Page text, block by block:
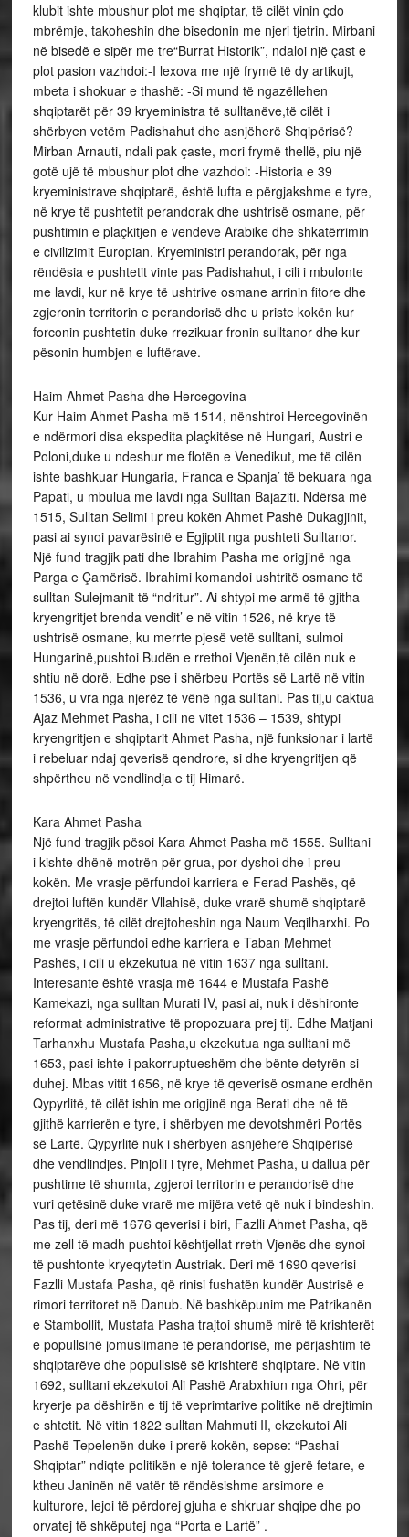
klubit ishte mbushur plot me shqiptar, të cilët vinin çdo
mbrëmje, takoheshin dhe bisedonin me njeri tjetrin. Mirbani
në bisedë e sipër me tre“Burrat Historik”, ndaloi një çast e
plot pasion vazhdoi:-I lexova me një frymë të dy artikujt,
mbeta i shokuar e thashë: -Si mund të ngazëllehen
shqiptarët për 39 kryeministra të sulltanëve,të cilët i
shërbyen vetëm Padishahut dhe asnjëherë Shqipërisë?
Mirban Arnauti, ndali pak çaste, mori frymë thellë, piu një
gotë ujë të mbushur plot dhe vazhdoi: -Historia e 39
kryeministrave shqiptarë, është lufta e përgjakshme e tyre,
në krye të pushtetit perandorak dhe ushtrisë osmane, për
pushtimin e plaçkitjen e vendeve Arabike dhe shkatërrimin
e civilizimit Europian. Kryeministri perandorak, për nga
rëndësia e pushtetit vinte pas Padishahut, i cili i mbulonte
me lavdi, kur në krye të ushtrive osmane arrinin fitore dhe
zgjeronin territorin e perandorisë dhe u priste kokën kur
forconin pushtetin duke rrezikuar fronin sulltanor dhe kur
pësonin humbjen e luftërave.
Haim Ahmet Pasha dhe Hercegovina
Kur Haim Ahmet Pasha më 1514, nënshtroi Hercegovinën
e ndërmori disa ekspedita plaçkitëse në Hungari, Austri e
Poloni,duke u ndeshur me flotën e Venedikut, me të cilën
ishte bashkuar Hungaria, Franca e Spanja’ të bekuara nga
Papati, u mbulua me lavdi nga Sulltan Bajaziti. Ndërsa më
1515, Sulltan Selimi i preu kokën Ahmet Pashë Dukagjinit,
pasi ai synoi pavarësinë e Egjiptit nga pushteti Sulltanor.
Një fund tragjik pati dhe Ibrahim Pasha me origjinë nga
Parga e Çamërisë. Ibrahimi komandoi ushtritë osmane të
sulltan Sulejmanit të “ndritur”. Ai shtypi me armë të gjitha
kryengritjet brenda vendit’ e në vitin 1526, në krye të
ushtrisë osmane, ku merrte pjesë vetë sulltani, sulmoi
Hungarinë,pushtoi Budën e rrethoi Vjenën,të cilën nuk e
shtiu në dorë. Edhe pse i shërbeu Portës së Lartë në vitin
1536, u vra nga njerëz të vënë nga sulltani. Pas tij,u caktua
Ajaz Mehmet Pasha, i cili ne vitet 1536 – 1539, shtypi
kryengritjen e shqiptarit Ahmet Pasha, një funksionar i lartë
i rebeluar ndaj qeverisë qendrore, si dhe kryengritjen që
shpërtheu në vendlindja e tij Himarë.
Kara Ahmet Pasha
Një fund tragjik pësoi Kara Ahmet Pasha më 1555. Sulltani
i kishte dhënë motrën për grua, por dyshoi dhe i preu
kokën. Me vrasje përfundoi karriera e Ferad Pashës, që
drejtoi luftën kundër Vllahisë, duke vrarë shumë shqiptarë
kryengritës, të cilët drejtoheshin nga Naum Veqilharxhi. Po
me vrasje përfundoi edhe karriera e Taban Mehmet
Pashës, i cili u ekzekutua në vitin 1637 nga sulltani.
Interesante është vrasja më 1644 e Mustafa Pashë
Kamekazi, nga sulltan Murati IV, pasi ai, nuk i dëshironte
reformat administrative të propozuara prej tij. Edhe Matjani
Tarhanxhu Mustafa Pasha,u ekzekutua nga sulltani më
1653, pasi ishte i pakorruptueshëm dhe bënte detyrën si
duhej. Mbas vitit 1656, në krye të qeverisë osmane erdhën
Qypyrlitë, të cilët ishin me origjinë nga Berati dhe në të
gjithë karrierën e tyre, i shërbyen me devotshmëri Portës
së Lartë. Qypyrlitë nuk i shërbyen asnjëherë Shqipërisë
dhe vendlindjes. Pinjolli i tyre, Mehmet Pasha, u dallua për
pushtime të shumta, zgjeroi territorin e perandorisë dhe
vuri qetësinë duke vrarë me mijëra vetë që nuk i bindeshin.
Pas tij, deri më 1676 qeverisi i biri, Fazlli Ahmet Pasha, që
me zell të madh pushtoi kështjellat rreth Vjenës dhe synoi
të pushtonte kryeqytetin Austriak. Deri më 1690 qeverisi
Fazlli Mustafa Pasha, që rinisi fushatën kundër Austrisë e
rimori territoret në Danub. Në bashkëpunim me Patrikanën
e Stambollit, Mustafa Pasha trajtoi shumë mirë të krishterët
e popullsinë jomuslimane të perandorisë, me përjashtim të
shqiptarëve dhe popullsisë së krishterë shqiptare. Në vitin
1692, sulltani ekzekutoi Ali Pashë Arabxhiun nga Ohri, për
kryerje pa dëshirën e tij të veprimtarive politike në drejtimin
e shtetit. Në vitin 1822 sulltan Mahmuti II, ekzekutoi Ali
Pashë Tepelenën duke i prerë kokën, sepse: “Pashai
Shqiptar” ndiqte politikën e një tolerance të gjerë fetare, e
ktheu Janinën në vatër të rëndësishme arsimore e
kulturore, lejoi të përdorej gjuha e shkruar shqipe dhe po
orvatej të shkëputej nga “Porta e Lartë” .